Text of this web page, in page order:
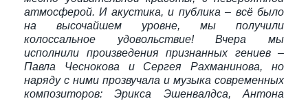
атмосферой. И акустика, и публика – всё было
на высочайшем уровне, мы получили
колоссальное удовольствие! Вчера мы
исполнили произведения признанных гениев –
Павла Чеснокова и Сергея Рахманинова, но
наряду с ними прозвучала и музыка современных
композиторов: Эрикса Эшенвалдса, Антона